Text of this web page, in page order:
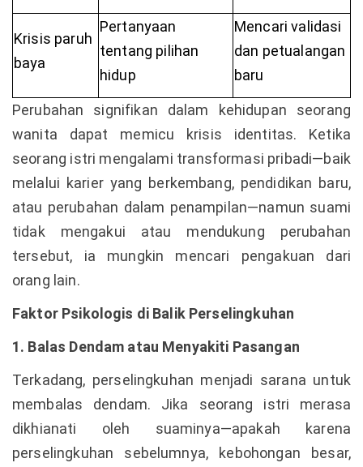
Krisis paruh
baya
Pertanyaan
tentang pilihan
hidup
Mencari validasi
dan petualangan
baru
Perubahan signifikan dalam kehidupan seorang
wanita dapat memicu krisis identitas. Ketika
seorang istri mengalami transformasi pribadi—baik
melalui karier yang berkembang, pendidikan baru,
atau perubahan dalam penampilan—namun suami
tidak mengakui atau mendukung perubahan
tersebut, ia mungkin mencari pengakuan dari
orang lain.
Faktor Psikologis di Balik Perselingkuhan
1. Balas Dendam atau Menyakiti Pasangan
Terkadang, perselingkuhan menjadi sarana untuk
membalas dendam. Jika seorang istri merasa
dikhianati oleh suaminya—apakah karena
perselingkuhan sebelumnya, kebohongan besar,